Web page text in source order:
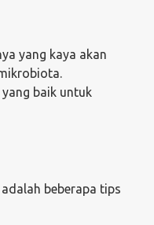
yang kaya akan
baik untuk
beberapa tips